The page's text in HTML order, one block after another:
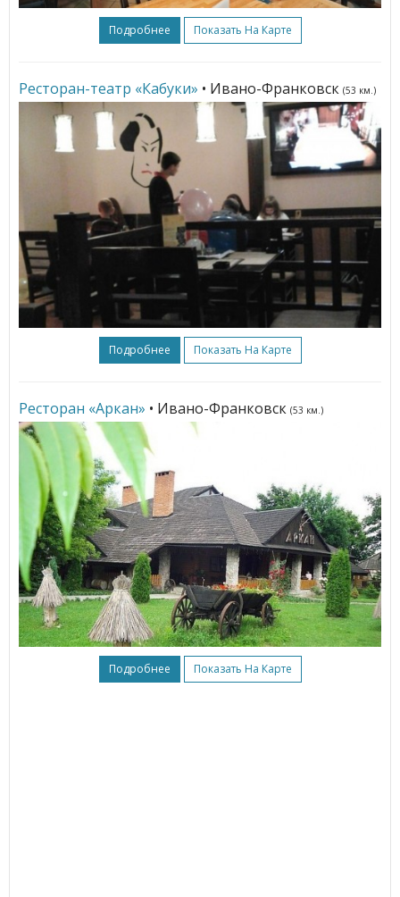
Подробнее Показать На Карте
Ресторан-театр «Кабуки» • Ивано-Франковск (53 км.)
Подробнее Показать На Карте
Ресторан «Аркан» • Ивано-Франковск (53 км.)
Подробнее Показать На Карте